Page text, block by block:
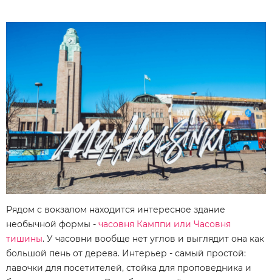
Рядом с вокзалом находится интересное здание
необычной формы - часовня Камппи или Часовня
тишины. У часовни вообще нет углов и выглядит она как
большой пень от дерева. Интерьер - самый простой:
лавочки для посетителей, стойка для проповедника и